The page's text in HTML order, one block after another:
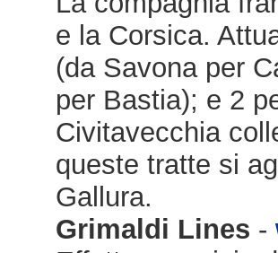
e la Corsica.
(da Savona per
per Bastia); e 2
Civitavecchia
queste tratte si
Gallura.
Grimaldi Lines -